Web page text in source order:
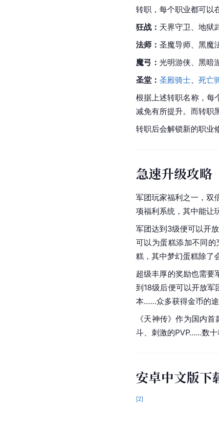
转职，每个职业都可以
狂战： 天界守卫、地狱
法师： 圣魔导师、黑魔
魔弓： 光明游侠、黑暗
圣堂： 圣殿骑士、 死亡
根据上述转职名称，每
减免有所提升。而转职
转职后会解锁新的职业
急速升级攻略
军团玩家福利之一，双
项福利系统，其中能让
军团达到3级便可以开
可以为蛋糕添加不同的
糕，其中梦幻蛋糕除了
超级丰厚的奖励也需
到18级后便可以开放军
本……众多获得金币的途
《天神传》作为国内
斗、刺激的PVP……数十
安卓中文版下
[2]